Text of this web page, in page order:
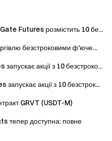
Gate Futures розмістить 10 бе...
безстроковими ф'юче...
акції з 10 безстроко...
акції з 10 безстрок...
GRVT (USDT-M)
тепер доступна: повне